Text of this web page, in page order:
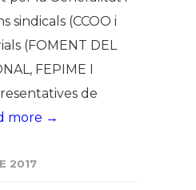
sindicals (CCOO i
(FOMENT DEL
FEPIME I
de
more →
2017